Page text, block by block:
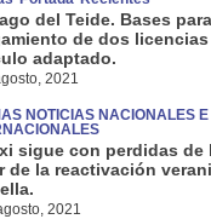
del Teide. Bases
de dos licencias
adaptado.
2021
NOTICIAS NACIONALES E
sigue con perdidas de
de la reactivación
2021